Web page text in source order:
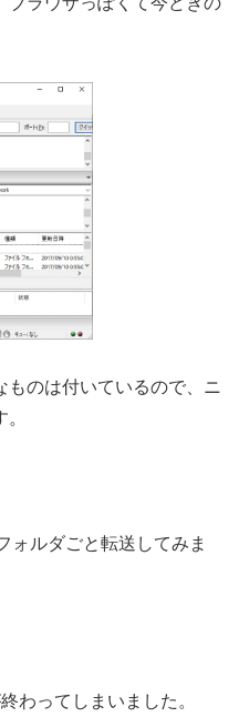
ものは付いているので、ニ
ォルダごと転送してみま
わってしまいました。